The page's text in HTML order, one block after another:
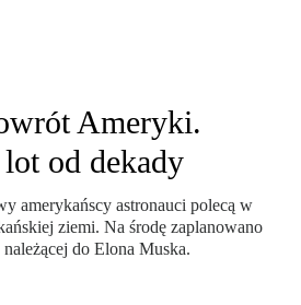
Ameryki.
od dekady
amerykańscy astronauci polecą w
ziemi. Na środę zaplanowano
do Elona Muska.